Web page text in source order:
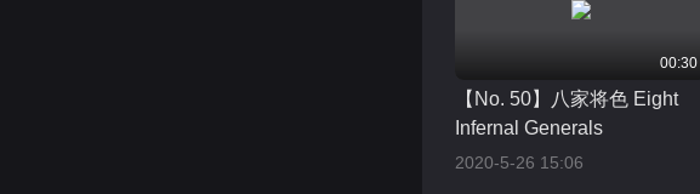
00:30
【No. 50】八家将色 Eight
Infernal Generals
2020-5-26 15:06